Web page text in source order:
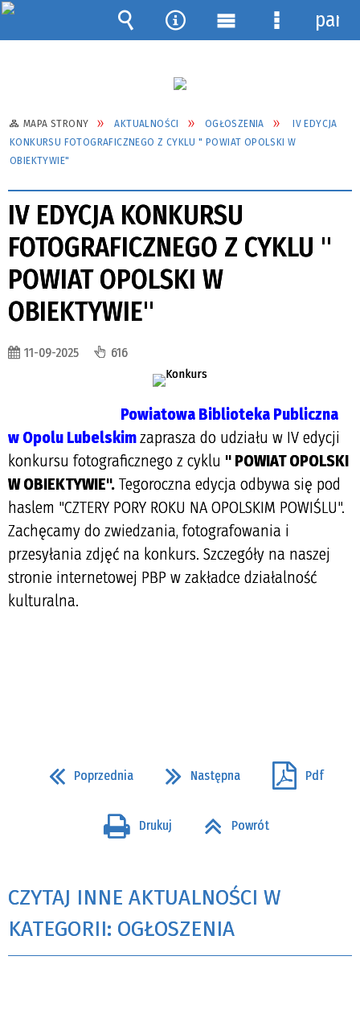
MAPA STRONY AKTUALNOŚCI OGŁOSZENIA
IV EDYCJA
KONKURSU FOTOGRAFICZNEGO Z CYKLU " POWIAT OPOLSKI W
OBIEKTYWIE"
IV EDYCJA KONKURSU
FOTOGRAFICZNEGO Z CYKLU "
POWIAT OPOLSKI W
OBIEKTYWIE"
11-09-2025 616
Powiatowa Biblioteka Publiczna
w Opolu Lubelskimzaprasza do udziału w IV edycji
konkursu fotograficznego z cyklu " POWIAT OPOLSKI
W OBIEKTYWIE". Tegoroczna edycja odbywa się pod
haslem "CZTERY PORY ROKU NA OPOLSKIM POWIŚLU".
Zachęcamy do zwiedzania, fotografowania i
przesyłania zdjęć na konkurs. Szczegóły na naszej
stronie internetowej PBP w zakładce działalność
kulturalna.
Poprzednia Następna Pdf
Drukuj Powrót
CZYTAJ INNE AKTUALNOŚCI W
KATEGORII: OGŁOSZENIA
Wyszukiwarka
Narzędzia
Menu Menu
panel